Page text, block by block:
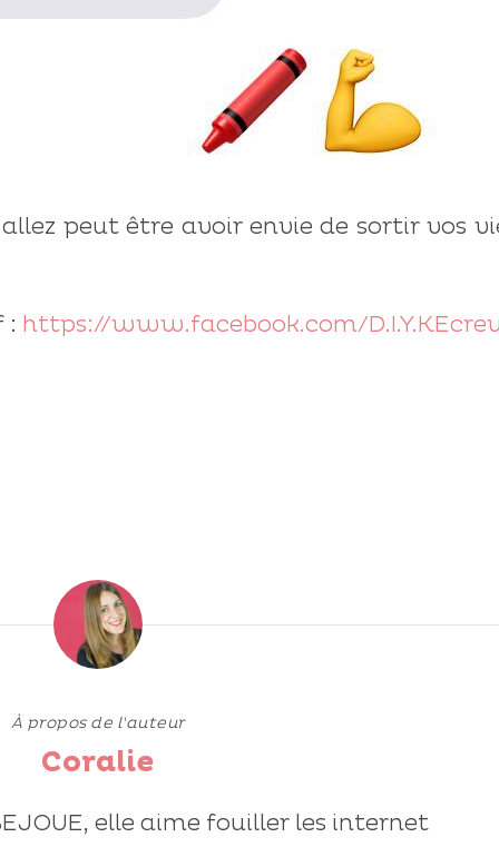
peut être avoir envie de sortir vos
: https://www.facebook.com/
À propos de l'auteur
Coralie
elle aime fouiller les internet